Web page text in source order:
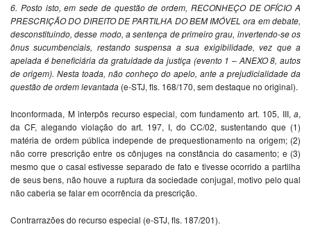
6. Posto isto, em sede de questão de ordem, RECONHEÇO DE OFÍCIO A
PRESCRIÇÃO DO DIREITO DE PARTILHA DO BEM IMÓVEL ora em debate,
desconstituindo, desse modo, a sentença de primeiro grau, invertendo-se os
ônus sucumbenciais, restando suspensa a sua exigibilidade, vez que a
apelada é beneficiária da gratuidade da justiça (evento 1 – ANEXO 8, autos
de origem). Nesta toada, não conheço do apelo, ante a prejudicialidade da
questão de ordem levantada (e-STJ, fls. 168/170, sem destaque no original).
Inconformada, M interpôs recurso especial, com fundamento art. 105, III, a,
da CF, alegando violação do art. 197, I, do CC/02, sustentando que (1)
matéria de ordem pública independe de prequestionamento na origem; (2)
não corre prescrição entre os cônjuges na constância do casamento; e (3)
mesmo que o casal estivesse separado de fato e tivesse ocorrido a partilha
de seus bens, não houve a ruptura da sociedade conjugal, motivo pelo qual
não caberia se falar em ocorrência da prescrição.
Contrarrazões do recurso especial (e-STJ, fls. 187/201).